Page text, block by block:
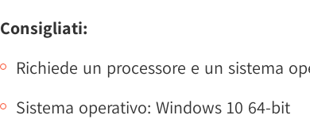
Consigliati:
Richiede un processore e un sistema
Sistema operativo: Windows 10 64-bit